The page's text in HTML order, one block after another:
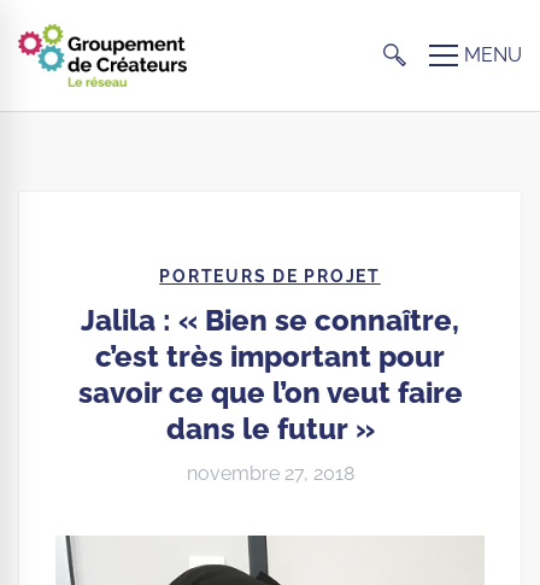
PORTEURS DE PROJET
Jalila : « Bien se connaître,
c’est très important pour
savoir ce que l’on veut faire
dans le futur »
novembre 27, 2018